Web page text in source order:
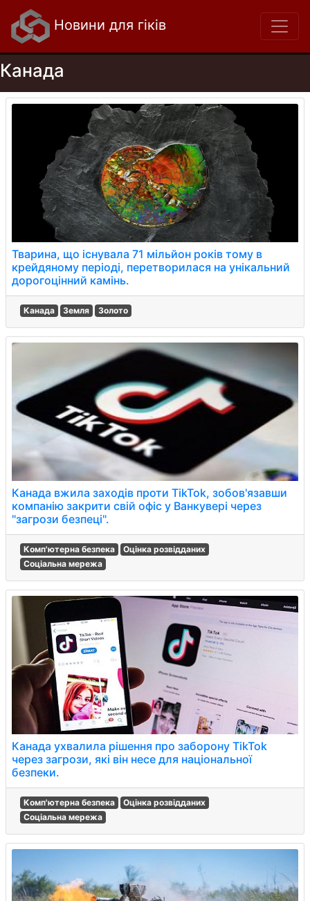
Новини для гіків
Канада
Тварина, що існувала 71 мільйон років тому в
крейдяному періоді, перетворилася на унікальний
дорогоцінний камінь.
Канада Земля Золото
Канада вжила заходів проти TikTok, зобов'язавши
компанію закрити свій офіс у Ванкувері через
"загрози безпеці".
Комп'ютерна безпека
Оцінка розвідданих
Соціальна мережа
Канада ухвалила рішення про заборону TikTok
через загрози, які він несе для національної
безпеки.
Комп'ютерна безпека
Оцінка розвідданих
Соціальна мережа